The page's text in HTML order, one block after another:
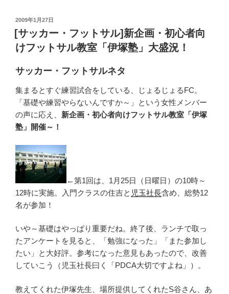
投
稿
日:
2009年1月27日
[サッカー・フットサル]新企画・初心者向
けフットサル教室「伊塚塾」大盛況！
サッカー・フットサルネタ
集まるとすぐ練習試合をしている、じょるじょるFC。
「基礎や練習やらないんですか～」という女性メンバー
の声に応え、 新企画・初心者向けフットサル教室「伊塚
塾」開催～！
←第1回は、1月25日（日曜日）の10時～
12時に実施。入門クラスの住吉と 児玉社長含め、総勢12
名が参加！
いや～基礎はやっぱり重要だね。終了後、ランチで取っ
たアンケートを見ると、「勉強になった」「また参加し
たい」と大好評。参考になった意見もあったので、改善
していこう（児玉社長曰く「PDCA大切ですよね」）。
教えてくれた伊塚先生、場所提供してくれたS谷さん、あ